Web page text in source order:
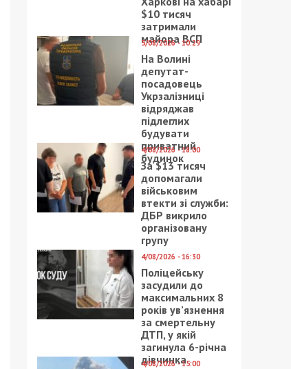
$10 тисяч
затримали
майора ВСП
5/08/2026 - 10:29
На Волині
депутат-
посадовець
Укрзалізниці
відряджав
підлеглих
будувати
приватний
будинок
4/08/2026 - 18:00
За $13 тисяч
допомагали
військовим
втекти зі служби:
ДБР викрило
організовану
групу
4/08/2026 - 16:30
Поліцейську
засудили до
максимальних 8
років ув’язнення
за смертельну
ДТП, у якій
загинула 6-річна
дівчинка
4/08/2026 - 15:00